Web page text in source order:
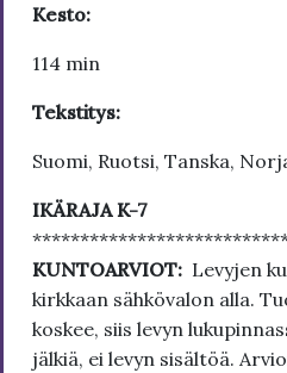
Kesto:
114 min
Tekstitys:
Suomi, Ruotsi, Tanska,
IKÄRAJA K-7
KUNTOARVIOT: Levyjen
kirkkaan sähkövalon alla.
koskee, siis levyn
jälkiä, ei levyn sisältöä.